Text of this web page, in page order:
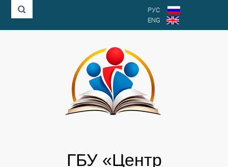
РУС
ENG
ГБУ «Центр